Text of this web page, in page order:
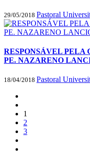
29/05/2018 Pastoral
RESPONSÁVEL PELA
PE. NAZARENO
18/04/2018 Pastoral
1
2
3